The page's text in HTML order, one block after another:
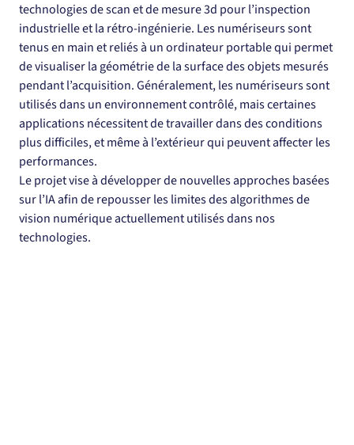
technologies de scan et de mesure 3d pour l’inspection
industrielle et la rétro-ingénierie. Les numériseurs sont
tenus en main et reliés à un ordinateur portable qui permet
de visualiser la géométrie de la surface des objets mesurés
pendant l’acquisition. Généralement, les numériseurs sont
utilisés dans un environnement contrôlé, mais certaines
applications nécessitent de travailler dans des conditions
plus difficiles, et même à l’extérieur qui peuvent affecter les
performances.
Le projet vise à développer de nouvelles approches basées
sur l’IA afin de repousser les limites des algorithmes de
vision numérique actuellement utilisés dans nos
technologies.